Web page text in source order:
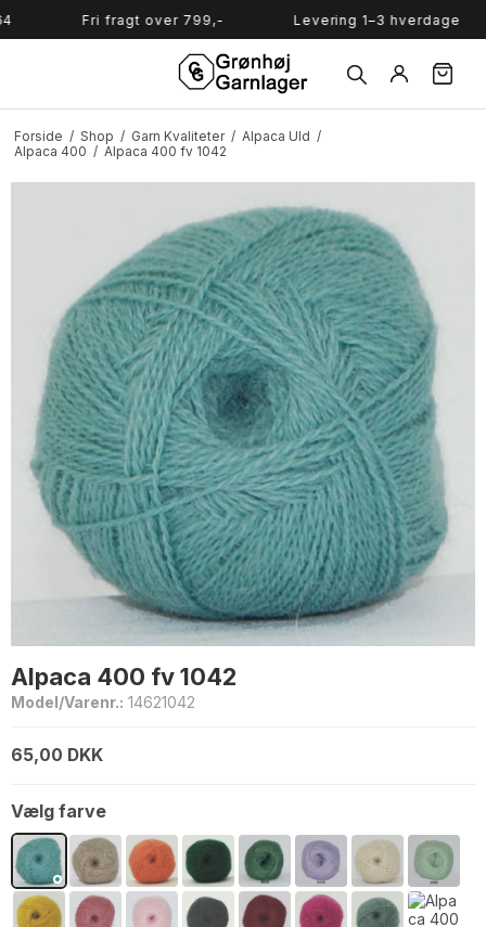
Fri fragt over 799,- Levering 1–3 hverdage
Forside / Shop / Garn Kvaliteter / Alpaca Uld /
Alpaca 400 / Alpaca 400 fv 1042
Alpaca 400 fv 1042
Model/Varenr.: 14621042
65,00 DKK
Vælg farve